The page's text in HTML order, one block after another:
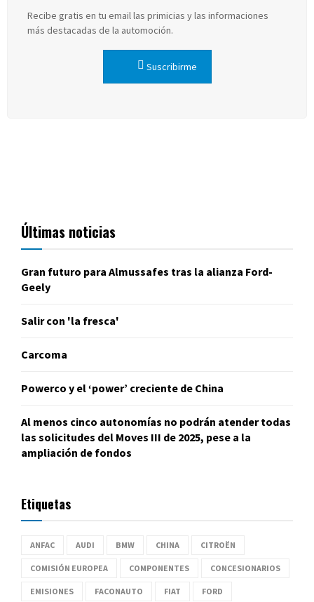
Recibe gratis en tu email las primicias y las informaciones
más destacadas de la automoción.
Suscribirme
Últimas noticias
Gran futuro para Almussafes tras la alianza Ford-
Geely
Salir con 'la fresca'
Carcoma
Powerco y el ‘power’ creciente de China
Al menos cinco autonomías no podrán atender todas
las solicitudes del Moves III de 2025, pese a la
ampliación de fondos
Etiquetas
ANFAC AUDI BMW CHINA CITROËN
COMISIÓN EUROPEA COMPONENTES CONCESIONARIOS
EMISIONES FACONAUTO FIAT FORD